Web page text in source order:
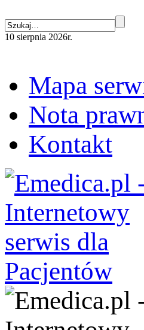
10 sierpnia 2026r.
Mapa
Nota
Kontakt